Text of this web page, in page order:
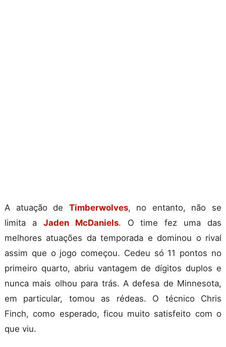
A atuação de Timberwolves, no entanto, não se
limita a Jaden McDaniels. O time fez uma das
melhores atuações da temporada e dominou o rival
assim que o jogo começou. Cedeu só 11 pontos no
primeiro quarto, abriu vantagem de dígitos duplos e
nunca mais olhou para trás. A defesa de Minnesota,
em particular, tomou as rédeas. O técnico Chris
Finch, como esperado, ficou muito satisfeito com o
que viu.